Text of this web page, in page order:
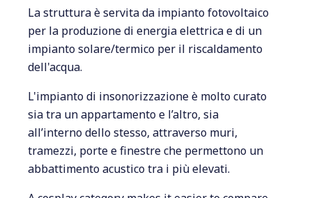
La struttura è servita da impianto fotovoltaico
per la produzione di energia elettrica e di un
impianto solare/termico per il riscaldamento
dell'acqua.
L'impianto di insonorizzazione è molto curato
sia tra un appartamento e l’altro, sia
all’interno dello stesso, attraverso muri,
tramezzi, porte e finestre che permettono un
abbattimento acustico tra i più elevati.